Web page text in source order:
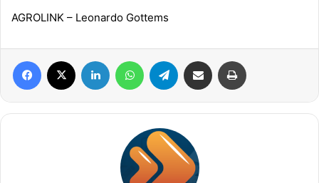
AGROLINK – Leonardo Gottems
Facebook Linkedin WhatsAppTelegram Compartilhar via e-mail